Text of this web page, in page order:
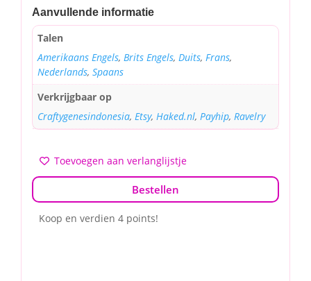
Aanvullende informatie
Talen
Amerikaans Engels, Brits Engels, Duits, Frans,
Nederlands, Spaans
Verkrijgbaar op
Craftygenesindonesia, Etsy, Haked.nl, Payhip, Ravelry
Toevoegen aan verlanglijstje
Bestellen
Koop en verdien 4 points!